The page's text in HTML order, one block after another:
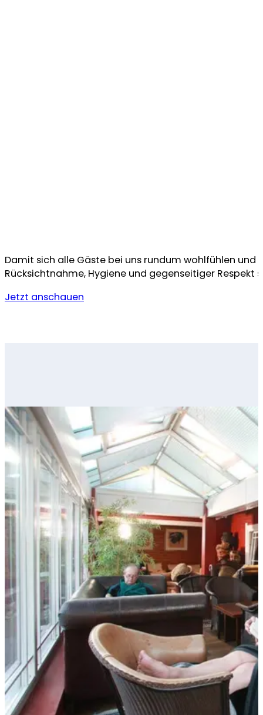
Damit sich alle Gäste bei uns rundum wohlfühlen und
Rücksichtnahme, Hygiene und gegenseitiger
Jetzt anschauen